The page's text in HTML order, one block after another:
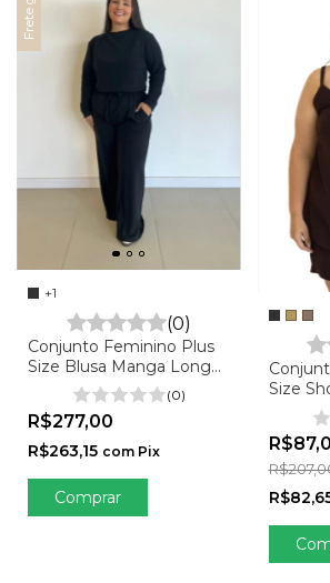
+1
(0)
Conjunto Feminino Plus
Size Blusa Manga Longa
e Calça em Moletinho -
Barbara
(0)
R$277,00
R$263,15 com Pix
Comprar
Size
Crepe -